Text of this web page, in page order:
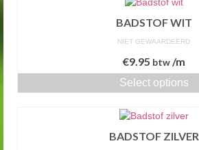
BADSTOF WIT
NIET GEWAARDEERD
€9.95 btw/m
Select options
BADSTOF ZILVER